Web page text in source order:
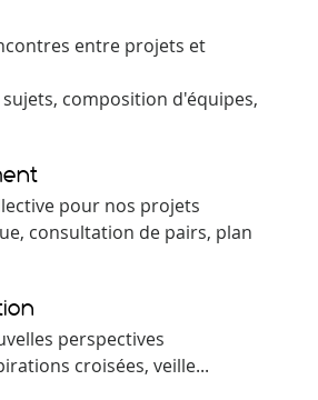
entre projets et
composition d'équipes,
pour nos projets
consultation de pairs, plan
perspectives
croisées, veille...